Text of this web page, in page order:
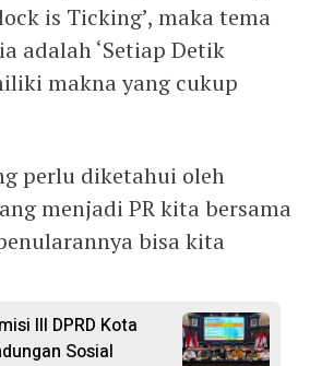
is Ticking’, maka tema
adalah ‘Setiap Detik
makna yang cukup
perlu diketahui oleh
menjadi PR kita bersama
bisa kita
III DPRD Kota
Sosial